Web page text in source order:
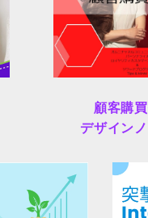
顧客購
デザイン